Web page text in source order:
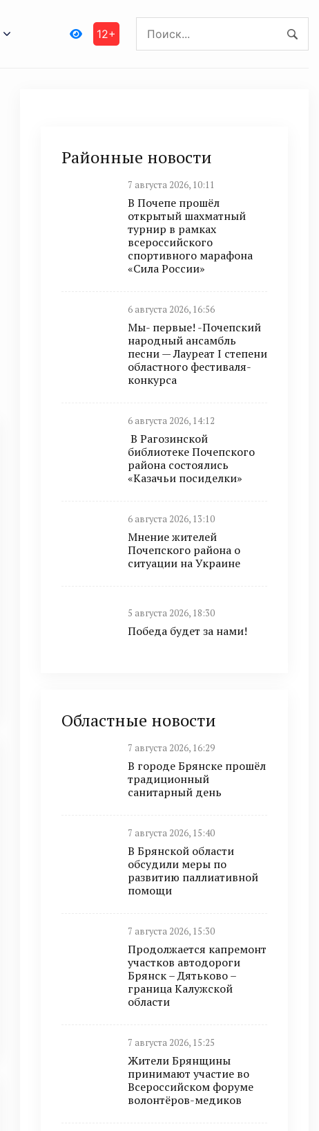
12+
Районные новости
7 августа 2026, 10:11
В Почепе прошёл
открытый шахматный
турнир в рамках
всероссийского
спортивного марафона
«Сила России»
6 августа 2026, 16:56
Мы- первые! -Почепский
народный ансамбль
песни — Лауреат I степени
областного фестиваля-
конкурса
6 августа 2026, 14:12
В Рагозинской
библиотеке Почепского
района состоялись
«Казачьи посиделки»
6 августа 2026, 13:10
Мнение жителей
Почепского района о
ситуации на Украине
5 августа 2026, 18:30
Победа будет за нами!
Областные новости
7 августа 2026, 16:29
В городе Брянске прошёл
традиционный
санитарный день
7 августа 2026, 15:40
В Брянской области
обсудили меры по
развитию паллиативной
помощи
7 августа 2026, 15:30
Продолжается капремонт
участков автодороги
Брянск – Дятьково –
граница Калужской
области
7 августа 2026, 15:25
Жители Брянщины
принимают участие во
Всероссийском форуме
волонтёров-медиков